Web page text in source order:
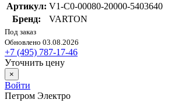
Артикул: V1-C0-00080-20000-5403640
Бренд:
VARTON
Под заказ
Обновлено 03.08.2026
+7 (495) 787-17-46
Уточнить цену
×
Войти
Петром Электро